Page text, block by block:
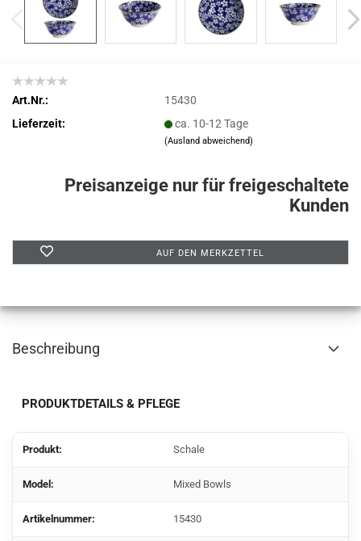
Art.Nr.:
15430
Lieferzeit:
ca. 10-12 Tage
(Ausland abweichend)
Preisanzeige nur für freigeschaltete
Kunden
AUF DEN MERKZETTEL
Beschreibung
PRODUKTDETAILS & PFLEGE
Produkt: Schale
Model: Mixed Bowls
Artikelnummer: 15430